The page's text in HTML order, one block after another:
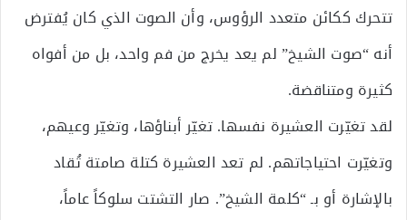
تتحرك ككائن متعدد الرؤوس، وأن الصوت الذي كان يُفترض
أنه “صوت الشيخ” لم يعد يخرج من فم واحد، بل من أفواه
كثيرة ومتناقضة.
لقد تغيّرت العشيرة نفسها. تغيّر أبناؤها، وتغيّر وعيهم،
وتغيّرت احتياجاتهم. لم تعد العشيرة كتلة صامتة تُقاد
بالإشارة أو بـ “كلمة الشيخ”. صار التشتت سلوكاً عاماً،